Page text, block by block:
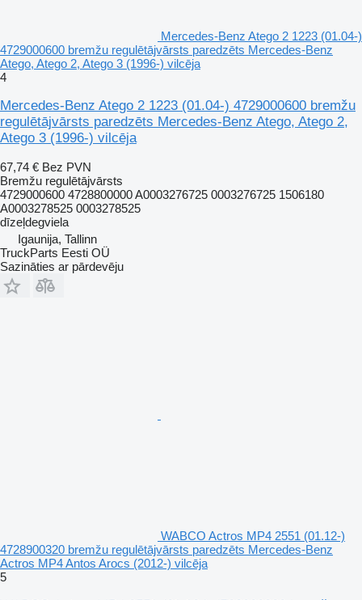
Mercedes-Benz Atego 2 1223 (01.04-)
4729000600 bremžu regulētājvārsts paredzēts Mercedes-Benz
Atego, Atego 2, Atego 3 (1996-) vilcēja
4
Mercedes-Benz Atego 2 1223 (01.04-) 4729000600 bremžu
regulētājvārsts paredzēts Mercedes-Benz Atego, Atego 2,
Atego 3 (1996-) vilcēja
67,74 € Bez PVN
Bremžu regulētājvārsts
4729000600 4728800000 A0003276725 0003276725 1506180
A0003278525 0003278525
dīzeļdegviela
Igaunija, Tallinn
TruckParts Eesti OÜ
Sazināties ar pārdevēju
WABCO Actros MP4 2551 (01.12-)
4728900320 bremžu regulētājvārsts paredzēts Mercedes-Benz
Actros MP4 Antos Arocs (2012-) vilcēja
5